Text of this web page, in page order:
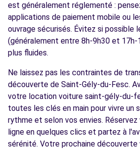
est généralement réglementé :
applications de paiement mobile ou
ouvrage sécurisés. Évitez si possible
(généralement entre 8h-9h30 et
plus fluides.
Ne laissez pas les contraintes de
découverte de Saint-Gély-du-Fesc.
votre location voiture saint-gély-du-
toutes les clés en main pour vivre un
rythme et selon vos envies.
ligne en quelques clics et partez à
sérénité. Votre prochaine